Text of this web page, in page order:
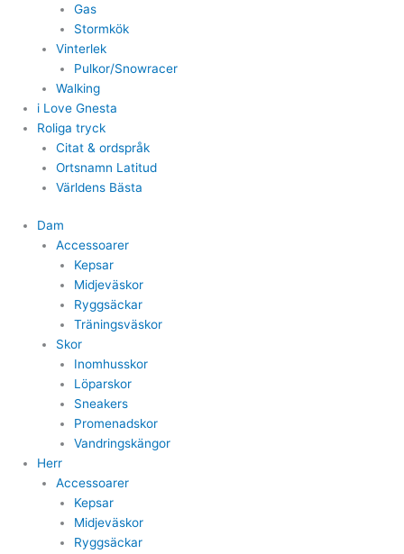
Gas
Stormkök
Vinterlek
Pulkor/Snowracer
Walking
i Love Gnesta
Roliga tryck
Citat & ordspråk
Ortsnamn Latitud
Världens Bästa
Dam
Accessoarer
Kepsar
Midjeväskor
Ryggsäckar
Träningsväskor
Skor
Inomhusskor
Löparskor
Sneakers
Promenadskor
Vandringskängor
Herr
Accessoarer
Kepsar
Midjeväskor
Ryggsäckar